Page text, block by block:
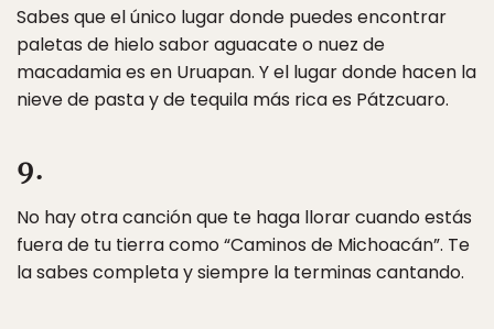
Sabes que el único lugar donde puedes encontrar
paletas de hielo sabor aguacate o nuez de
macadamia es en Uruapan. Y el lugar donde hacen la
nieve de pasta y de tequila más rica es Pátzcuaro.
9.
No hay otra canción que te haga llorar cuando estás
fuera de tu tierra como “Caminos de Michoacán”. Te
la sabes completa y siempre la terminas cantando.